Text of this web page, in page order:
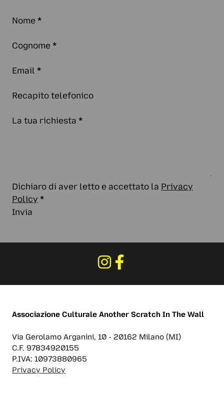
Nome *
Cognome *
Email *
Recapito telefonico
La tua richiesta *
Dichiaro di aver letto e accettato la Privacy
Policy *
Invia
Associazione Culturale Another Scratch In The Wall
Via Gerolamo Arganini, 10 - 20162 Milano (MI)
C.F. 97834920155
P.IVA: 10973880965
Privacy Policy